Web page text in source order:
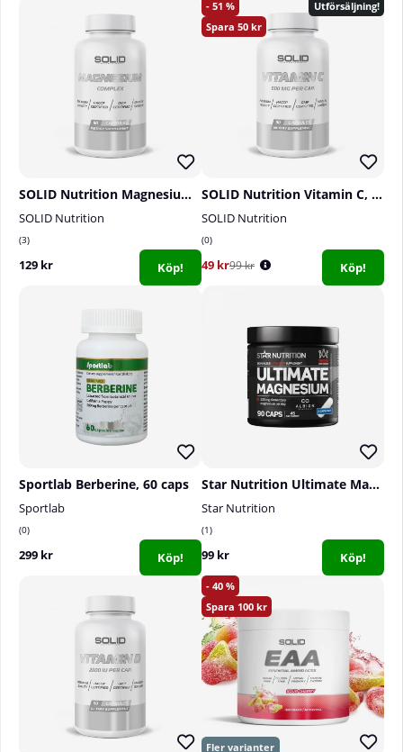
SOLID Nutrition Magnesium Complex, 90 caps
SOLID Nutrition
3
129 kr Köp!
51
50
Utförsäljning!
SOLID Nutrition Vitamin C, 90 caps
SOLID Nutrition
0
49 kr99 kr Köp!
Sportlab Berberine, 60 caps
Sportlab
0
299 kr Köp!
Star Nutrition Ultimate Magnesium, 90 caps
Star Nutrition
1
99 kr Köp!
40
100